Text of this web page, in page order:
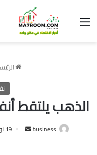
القائمة
الذهب يلتقط
business
أرسل 19 نوفمبر,2015